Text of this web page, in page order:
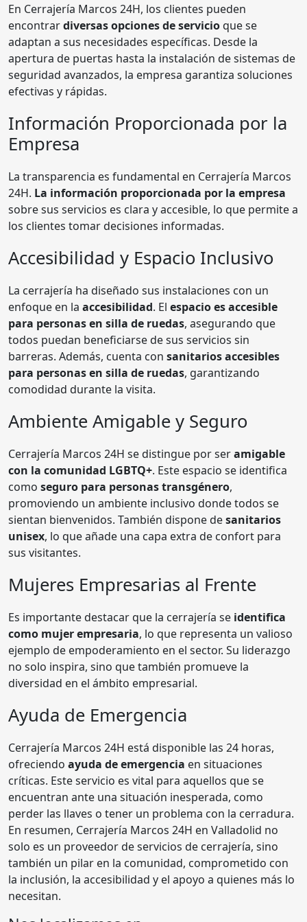
En Cerrajería Marcos 24H, los clientes pueden
encontrardiversas opciones de servicioque se
adaptan a sus necesidades específicas. Desde la
apertura de puertas hasta la instalación de sistemas de
seguridad avanzados, la empresa garantiza soluciones
efectivas y rápidas.
Información Proporcionada por la
Empresa
La transparencia es fundamental en Cerrajería Marcos
24H. La información proporcionada por la empresa
sobre sus servicios es clara y accesible, lo que permite a
los clientes tomar decisiones informadas.
Accesibilidad y Espacio Inclusivo
La cerrajería ha diseñado sus instalaciones con un
enfoque en la accesibilidad. El espacio es accesible
para personas en silla de ruedas, asegurando que
todos puedan beneficiarse de sus servicios sin
barreras. Además, cuenta con sanitarios accesibles
para personas en silla de ruedas, garantizando
comodidad durante la visita.
Ambiente Amigable y Seguro
Cerrajería Marcos 24H se distingue por seramigable
con la comunidad LGBTQ+. Este espacio se identifica
como seguro para personas transgénero,
promoviendo un ambiente inclusivo donde todos se
sientan bienvenidos. También dispone desanitarios
unisex, lo que añade una capa extra de confort para
sus visitantes.
Mujeres Empresarias al Frente
Es importante destacar que la cerrajería se identifica
como mujer empresaria, lo que representa un valioso
ejemplo de empoderamiento en el sector. Su liderazgo
no solo inspira, sino que también promueve la
diversidad en el ámbito empresarial.
Ayuda de Emergencia
Cerrajería Marcos 24H está disponible las 24 horas,
ofreciendo ayuda de emergencia en situaciones
críticas. Este servicio es vital para aquellos que se
encuentran ante una situación inesperada, como
perder las llaves o tener un problema con la cerradura.
En resumen, Cerrajería Marcos 24H en Valladolid no
solo es un proveedor de servicios de cerrajería, sino
también un pilar en la comunidad, comprometido con
la inclusión, la accesibilidad y el apoyo a quienes más lo
necesitan.